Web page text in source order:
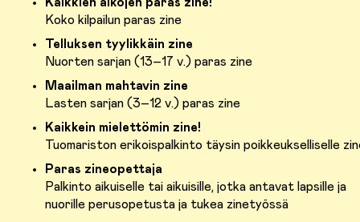
Kaikkien aikojen paras zine!
Koko kilpailun paras zine
Telluksen tyylikkäin zine
Nuorten sarjan (13–17 v.) paras zine
Maailman mahtavin zine
Lasten sarjan (3–12 v.) paras zine
Kaikkein mielettömin zine!
Tuomariston erikoispalkinto täysin poikkeukselliselle
Paras zineopettaja
Palkinto aikuiselle tai aikuisille, jotka antavat lapsille ja
nuorille perusopetusta ja tukea zinetyössä